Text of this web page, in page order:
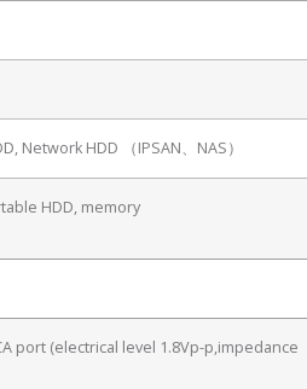
Network HDD （IPSAN、NAS）
HDD, memory
port (electrical level 1.8Vp-p,impedance